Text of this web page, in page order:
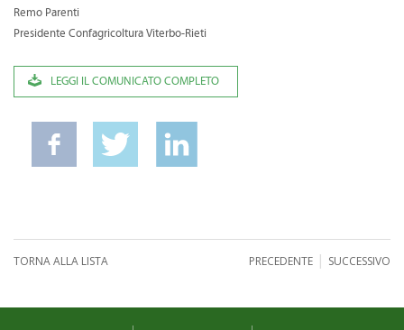
Remo Parenti
Presidente Confagricoltura Viterbo-Rieti
LEGGI IL COMUNICATO COMPLETO
TORNA ALLA LISTA PRECEDENTE | SUCCESSIVO